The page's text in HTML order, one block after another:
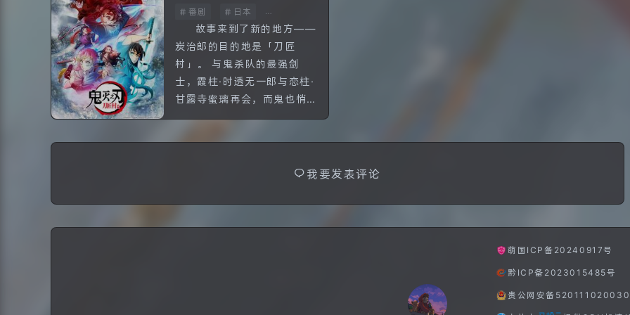
番剧
日本
全13话
故事来到了新的地方——
炭治郎的目的地是「刀匠
村」。 与鬼杀队的最强剑
士，霞柱·时透无一郎与恋柱·
甘露寺蜜璃再会，而鬼也悄
然逼近。 炭治郎一行人新的
我要发表评论
萌国ICP备20240917号
黔ICP备2023015485号
贵公网安备